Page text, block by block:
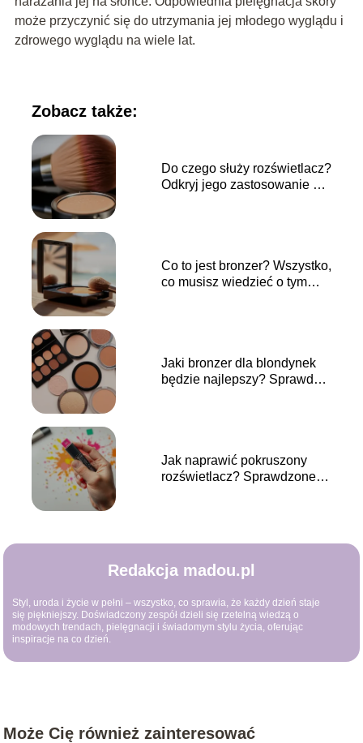
może przyczynić się do utrzymania jej młodego wyglądu i
zdrowego wyglądu na wiele lat.
Zobacz także:
Do czego służy rozświetlacz?
Odkryj jego zastosowanie w
Co to jest bronzer? Wszystko,
co musisz wiedzieć o tym
Jaki bronzer dla blondynek
będzie najlepszy? Sprawdź
Jak naprawić pokruszony
rozświetlacz? Sprawdzone
Redakcja madou.pl
Styl, uroda i życie w pełni – wszystko, co sprawia, że każdy dzień staje
się piękniejszy. Doświadczony zespół dzieli się rzetelną wiedzą o
modowych trendach, pielęgnacji i świadomym stylu życia, oferując
inspiracje na co dzień.
Może Cię również zainteresować